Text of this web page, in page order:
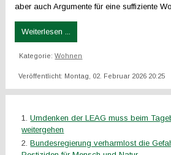
aber auch Argumente für eine suffiziente
Weiterlesen ...
Kategorie:Wohnen
Veröffentlicht: Montag, 02. Februar 2026 20:25
Umdenken der LEAG muss beim
weitergehen
Bundesregierung verharmlost die